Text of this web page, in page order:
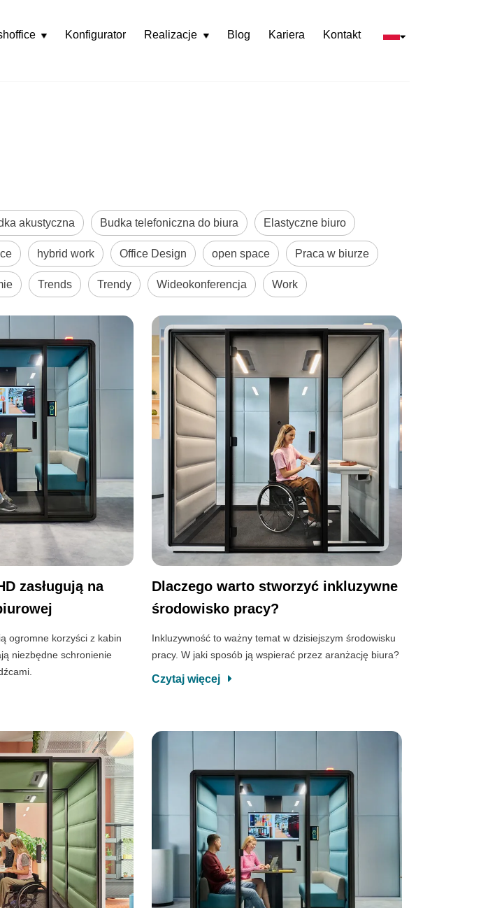
Rozwiń
Konfigurator RealizacjeRozwiń
Blog Kariera Kontakt
akustyczna Budka telefoniczna do biura Elastyczne biuro
hybrid work Office Design open space Praca w biurze
Trends Trendy Wideokonferencja Work
zasługują na
ogromne korzyści z kabin
niezbędne schronienie
Dlaczego warto stworzyć inkluzywne
środowisko pracy?
Inkluzywność to ważny temat w dzisiejszym środowisku
pracy. W jaki sposób ją wspierać przez aranżację biura?
Czytaj więcej